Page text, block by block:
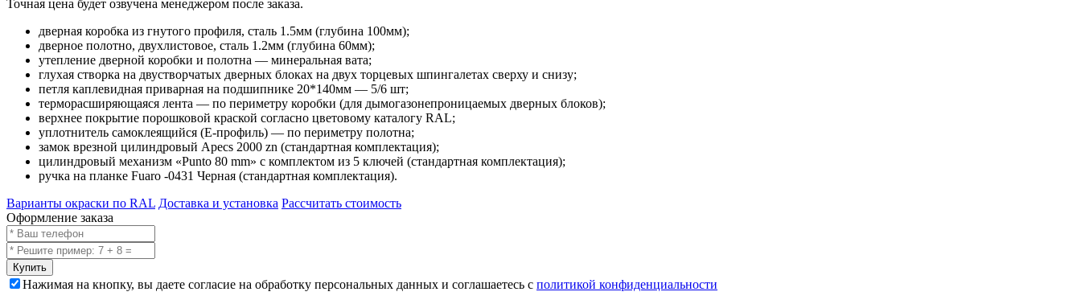
Точная цена будет озвучена менеджером после заказа.
дверная коробка из гнутого профиля, сталь 1.5мм (глубина 100мм);
дверное полотно, двухлистовое, сталь 1.2мм (глубина 60мм);
утепление дверной коробки и полотна — минеральная вата;
глухая створка на двустворчатых дверных блоках на двух торцевых шпингалетах сверху и снизу;
петля каплевидная приварная на подшипнике 20*140мм — 5/6 шт;
терморасширяющаяся лента — по периметру коробки (для дымогазонепроницаемых дверных блоков);
верхнее покрытие порошковой краской согласно цветовому каталогу RAL;
уплотнитель самоклеящийся (E-профиль) — по периметру полотна;
замок врезной цилиндровый Apecs 2000 zn (стандартная комплектация);
цилиндровый механизм «Punto 80 mm» с комплектом из 5 ключей (стандартная комплектация);
ручка на планке Fuaro -0431 Черная (стандартная комплектация).
Варианты окраски по RAL Доставка и установка Рассчитать стоимость
Оформление заказа
Купить
Нажимая на кнопку, вы даете согласие на обработку персональных данных и соглашаетесь с политикой конфиденциальности